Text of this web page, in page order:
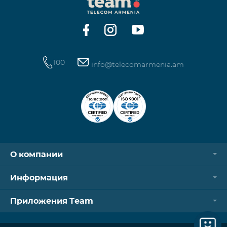
Контроллер Aqara Hub M3 Освещение — 3 зоны
100 info@telecomarmenia.am
О компании
Информация
Приложения Team